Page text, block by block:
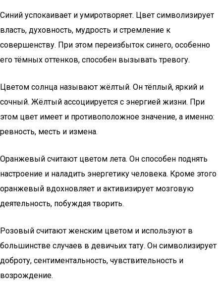
Синий успокаивает и умиротворяет. Цвет символизирует
власть, духовность, мудрость и стремление к
совершенству. При этом переизбыток синего, особенно
его тёмных оттенков, способен вызывать тревогу.
Цветом солнца называют жёлтый. Он тёплый, яркий и
сочный. Жёлтый ассоциируется с энергией жизни. При
этом цвет имеет и противоположное значение, а именно:
ревность, месть и измена.
Оранжевый считают цветом лета. Он способен поднять
настроение и наладить энергетику человека. Кроме этого
оранжевый вдохновляет и активизирует мозговую
деятельность, побуждая творить.
Розовый считают женским цветом и используют в
большинстве случаев в девичьих тату. Он символизирует
доброту, сентиментальность, чувствительность и
возрождение.